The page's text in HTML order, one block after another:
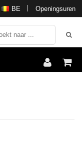
Openingsuren
BE